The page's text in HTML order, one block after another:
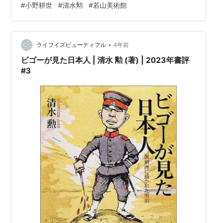
の対談（実際は、小野耕世独演会）というイベントも2回
行なったのだが、清水勲氏も、このイベントに来場して
くれた。 小野耕世『長編マンガの先駆者たち――田河水
泡から手塚治虫まで』（岩波書店、2017年）と、「小野
耕世、マンガづけの少年時代」展チラシ（銀座・若山美
術館、2017年） 清水氏…
#小野耕世 #清水勲 #若山美術館
ライフイズビューティフル • 4年前
ビゴーが見た日本人 | 清水 勲 (著) | 2023年書評
#3